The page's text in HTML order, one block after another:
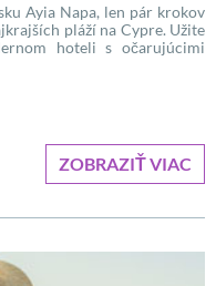
Ayia Napa, len pár krokov
pláží na Cypre. Užite
hoteli s očarujúcimi
ZOBRAZIŤ VIAC